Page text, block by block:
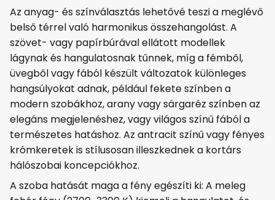
Az anyag- és színválasztás lehetővé teszi a meglévő
belső térrel való harmonikus összehangolást. A
szövet- vagy papírbúrával ellátott modellek
lágynak és hangulatosnak tűnnek, míg a fémből,
üvegből vagy fából készült változatok különleges
hangsúlyokat adnak, például fekete színben a
modern szobákhoz, arany vagy sárgaréz színben az
elegáns megjelenéshez, vagy világos színű fából a
természetes hatáshoz. Az antracit színű vagy fényes
krómkeretek is stílusosan illeszkednek a kortárs
hálószobai koncepciókhoz.
A szoba hatását maga a fény egészíti ki: A meleg